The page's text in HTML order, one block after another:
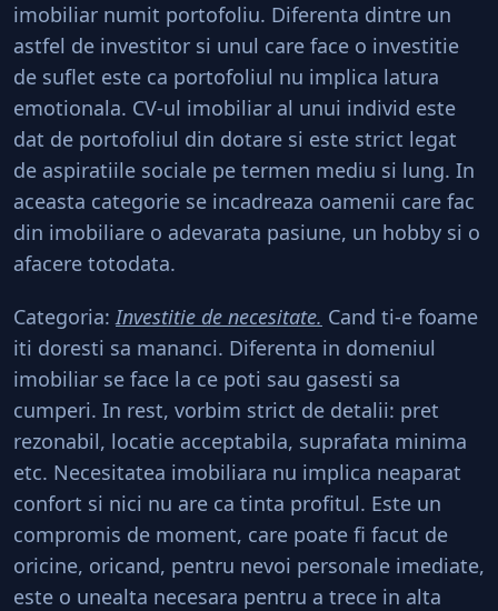
imobiliar numit portofoliu. Diferenta dintre un
astfel de investitor si unul care face o investitie
de suflet este ca portofoliul nu implica latura
emotionala. CV-ul imobiliar al unui individ este
dat de portofoliul din dotare si este strict legat
de aspiratiile sociale pe termen mediu si lung. In
aceasta categorie se incadreaza oamenii care fac
din imobiliare o adevarata pasiune, un hobby si o
afacere totodata.
Categoria:Investitie de necesitate. Cand ti-e foame
iti doresti sa mananci. Diferenta in domeniul
imobiliar se face la ce poti sau gasesti sa
cumperi. In rest, vorbim strict de detalii: pret
rezonabil, locatie acceptabila, suprafata minima
etc. Necesitatea imobiliara nu implica neaparat
confort si nici nu are ca tinta profitul. Este un
compromis de moment, care poate fi facut de
oricine, oricand, pentru nevoi personale imediate,
este o unealta necesara pentru a trece in alta